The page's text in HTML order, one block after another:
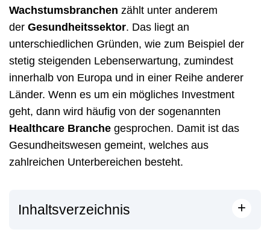
Wachstumsbranchen zählt unter anderem
der Gesundheitssektor. Das liegt an
unterschiedlichen Gründen, wie zum Beispiel der
stetig steigenden Lebenserwartung, zumindest
innerhalb von Europa und in einer Reihe anderer
Länder. Wenn es um ein mögliches Investment
geht, dann wird häufig von der sogenannten
Healthcare Branche gesprochen. Damit ist das
Gesundheitswesen gemeint, welches aus
zahlreichen Unterbereichen besteht.
Inhaltsverzeichnis +